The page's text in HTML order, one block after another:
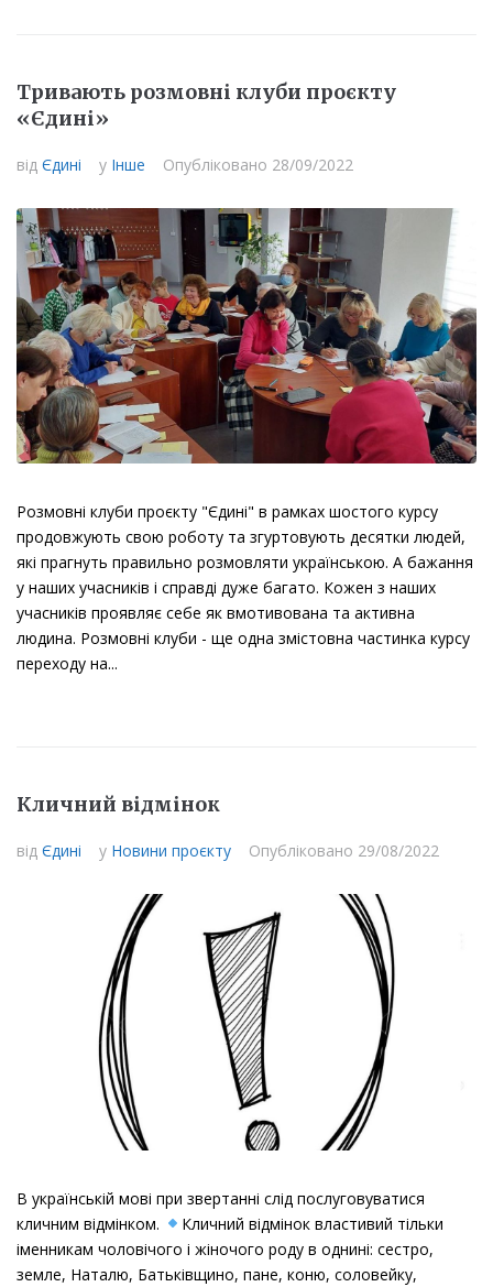
Тривають розмовні клуби проєкту
«Єдині»
від Єдині у Інше Опубліковано 28/09/2022
Розмовні клуби проєкту "Єдині" в рамках шостого курсу
продовжують свою роботу та згуртовують десятки людей,
які прагнуть правильно розмовляти українською. А бажання
у наших учасників і справді дуже багато. Кожен з наших
учасників проявляє себе як вмотивована та активна
людина. Розмовні клуби - ще одна змістовна частинка курсу
переходу на...
Кличний відмінок
від Єдині у Новини проєкту Опубліковано 29/08/2022
В українській мові при звертанні слід послуговуватися
кличним відмінком.
Кличний відмінок властивий тільки
іменникам чоловічого і жіночого роду в однині: сестро,
земле, Наталю, Батьківщино, пане, коню, соловейку,